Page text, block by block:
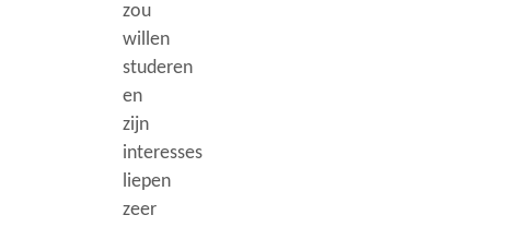
zou
willen
studeren
en
zijn
interesses
liepen
zeer